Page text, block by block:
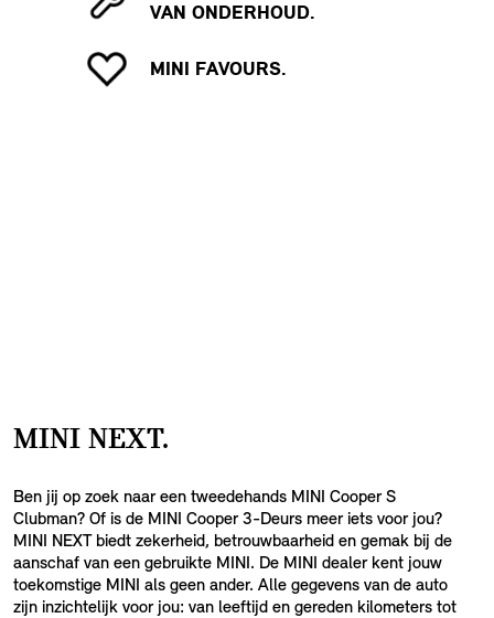
VAN ONDERHOUD.
MINI FAVOURS.
MINI NEXT.
Ben jij op zoek naar een tweedehands MINI Cooper S
Clubman? Of is de MINI Cooper 3-Deurs meer iets voor jou?
MINI NEXT biedt zekerheid, betrouwbaarheid en gemak bij de
aanschaf van een gebruikte MINI. De MINI dealer kent jouw
toekomstige MINI als geen ander. Alle gegevens van de auto
zijn inzichtelijk voor jou: van leeftijd en gereden kilometers tot